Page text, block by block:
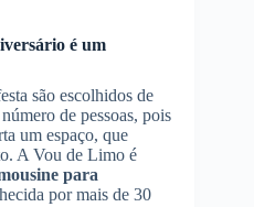
é um
são escolhidos de
de pessoas, pois
um espaço, que
A Vou de Limo é
para
por mais de 30